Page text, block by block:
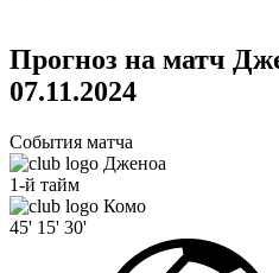
Прогноз на матч
07.11.2024
События матча
Дженоа
1-й тайм
Комо
45' 15' 30'